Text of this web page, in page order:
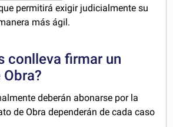
permitirá exigir judicialmente su
más ágil.
conlleva firmar un
deberán abonarse por la
de Obra dependerán de cada caso